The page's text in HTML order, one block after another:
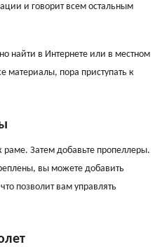
и говорит всем остальным
найти в Интернете или в местном
материалы, пора приступать к
Затем добавьте пропеллеры.
вы можете добавить
позволит вам управлять